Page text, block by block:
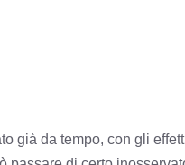
già da tempo, con gli